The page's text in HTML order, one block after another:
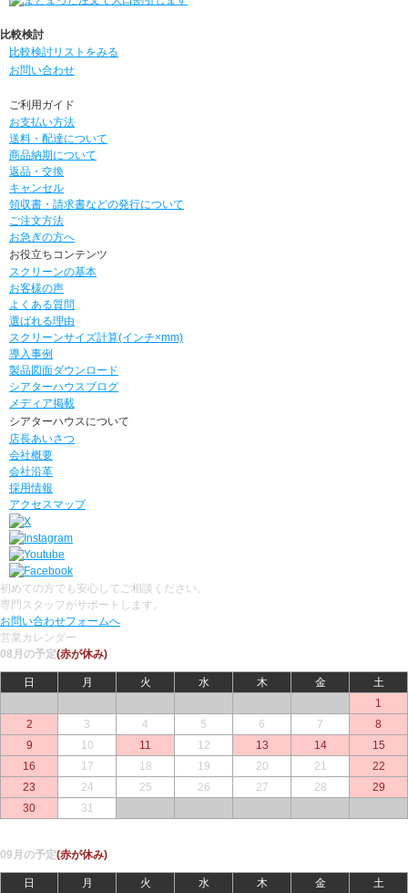
比較検討
比較検討リストをみる
お問い合わせ
ご利用ガイド
お支払い方法
送料・配達について
商品納期について
返品・交換
キャンセル
領収書・請求書などの発行について
ご注文方法
お急ぎの方へ
お役立ちコンテンツ
スクリーンの基本
お客様の声
よくある質問
選ばれる理由
スクリーンサイズ計算(インチ×mm)
導入事例
製品図面ダウンロード
シアターハウスブログ
メディア掲載
シアターハウスについて
店長あいさつ
会社概要
会社沿革
採用情報
アクセスマップ
初めての方でも安心してご相談ください。
専門スタッフがサポートします。
お問い合わせフォームへ
営業カレンダー
08月の予定(赤が休み)
日 月 火 水 木 金
土
1
2
3 4 5 6 7
8
9
10 11 12 13 14
15
16
17 18 19 20 21
22
23
24 25 26 27 28
29
30
31
09月の予定(赤が休み)
日 月 火 水 木 金 土